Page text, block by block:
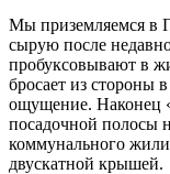
Мы приземляемся в
сырую после
пробуксовывают в
бросает из стороны
ощущение. Наконец
посадочной полосы
коммунального
двускатной крышей.